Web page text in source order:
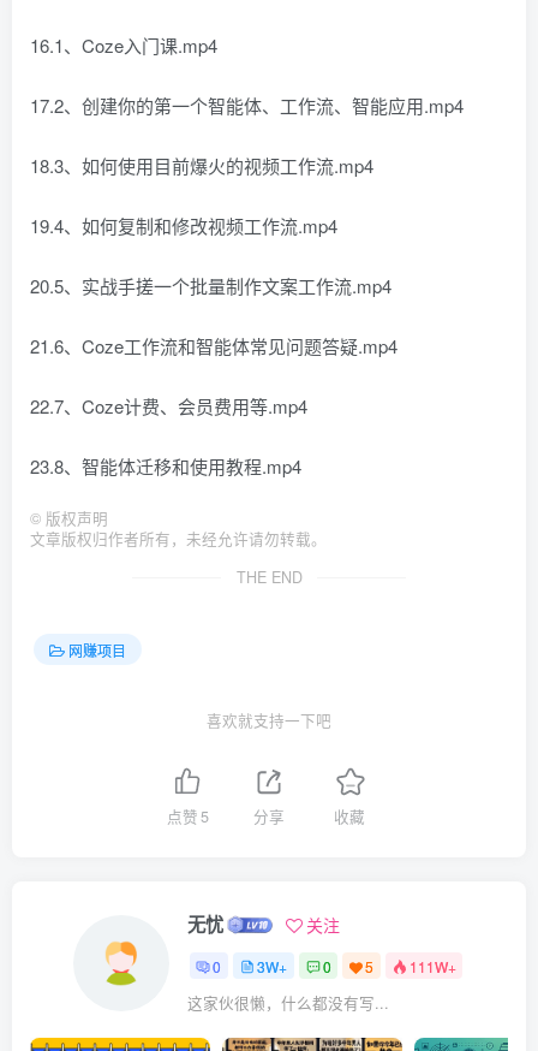
16.1、Coze入门课.mp4
17.2、创建你的第一个智能体、工作流、智能应用.mp4
18.3、如何使用目前爆火的视频工作流.mp4
19.4、如何复制和修改视频工作流.mp4
20.5、实战手搓一个批量制作文案工作流.mp4
21.6、Coze工作流和智能体常见问题答疑.mp4
22.7、Coze计费、会员费用等.mp4
23.8、智能体迁移和使用教程.mp4
© 版权声明
文章版权归作者所有，未经允许请勿转载。
THE END
网赚项目
喜欢就支持一下吧
点赞 5 分享 收藏
无忧 关注
0 3W+ 0 5 111W+
这家伙很懒，什么都没有写...